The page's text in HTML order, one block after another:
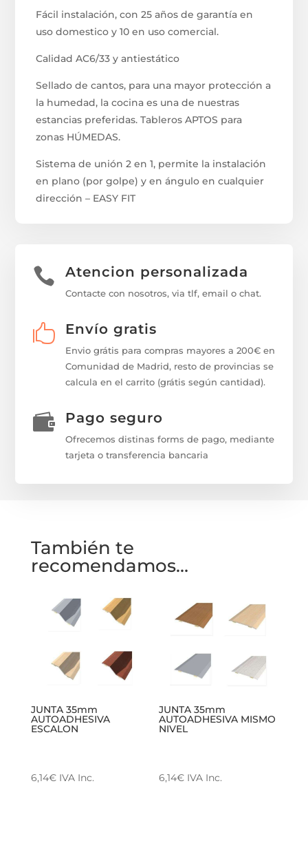
Fácil instalación, con 25 años de garantía en
uso domestico y 10 en uso comercial.
Calidad AC6/33 y antiestático
Sellado de cantos, para una mayor protección a
la humedad, la cocina es una de nuestras
estancias preferidas. Tableros APTOS para
zonas HÚMEDAS.
Sistema de unión 2 en 1, permite la instalación
en plano (por golpe) y en ángulo en cualquier
dirección – EASY FIT
 Atencion personalizada
Contacte con nosotros, via tlf, email o chat.
 Envío gratis
Envio grátis para compras mayores a 200€ en
Comunidad de Madrid, resto de provincias se
calcula en el carrito (grátis según cantidad).
 Pago seguro
Ofrecemos distinas forms de pago, mediante
tarjeta o transferencia bancaria
También te
recomendamos…
JUNTA 35mm
AUTOADHESIVA
ESCALON
6,14€ IVA Inc.
JUNTA 35mm
AUTOADHESIVA MISMO
NIVEL
6,14€ IVA Inc.